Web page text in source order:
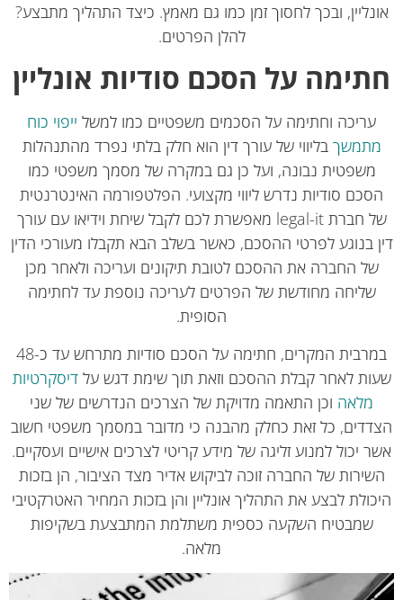
ובכך לחסוך זמן כמו גם מאמץ. כיצד התהליך מתבצע?
להלן הפרטים.
על הסכם סודיות אונליין
עריכה וחתימה על הסכמים משפטיים כמו למשלייפוי כוח
בליווי של עורך דין הוא חלק בלתי נפרד מהתנהלות
משפטית נבונה, ועל כן גם במקרה של מסמך משפטי כמו
סודיות נדרש ליווי מקצועי. הפלטפורמה האינטרנטית
של חברת legal-it מאפשרת לכם לקבל שיחת וידיאו עם עורך
בנוגע לפרטי ההסכם, כאשר בשלב הבא תקבלו מעורכי הדין
של החברה את ההסכם לטובת תיקונים ועריכה ולאחר מכן
שליחה מחודשת של הפרטים לעריכה נוספת עד לחתימה
הסופית.
במרבית המקרים, חתימה על הסכם סודיות מתרחש עד כ-48
לאחר קבלת ההסכם וזאת תוך שימת דגש על דיסקרטיות
מלאהוכן התאמה מדויקת של הצרכים הנדרשים של שני
כל זאת כחלק מהבנה כי מדובר במסמך משפטי חשוב
יכול למנוע זליגה של מידע קריטי לצרכים אישיים ועסקיים.
של החברה זוכה לביקוש אדיר מצד הציבור, הן בזכות
לבצע את התהליך אונליין והן בזכות המחיר האטרקטיבי
שמבטיח השקעה כספית משתלמת המתבצעת בשקיפות
מלאה.